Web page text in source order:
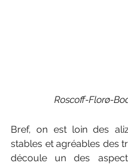
Roscoff-Florø-
Bref, on est loin des
stables et agréables des
découle un des